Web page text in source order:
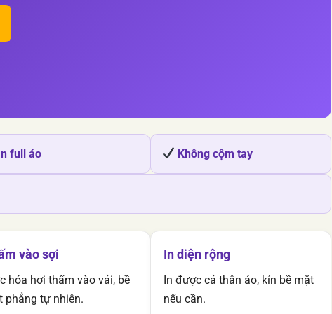
full áo Không cộm tay
vào sợi
hóa hơi thấm vào vải, bề
phẳng tự nhiên.
In diện rộng
In được cả thân áo, kín bề mặt
nếu cần.